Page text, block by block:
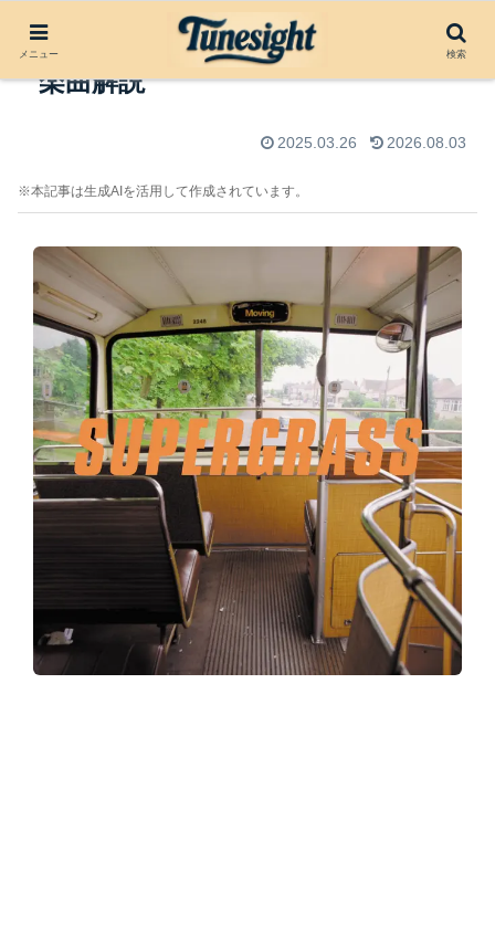
Moving by Supergrass（1999）
楽曲解説
2025.03.26 2026.08.03
※本記事は生成AIを活用して作成されています。
メニュー 検索